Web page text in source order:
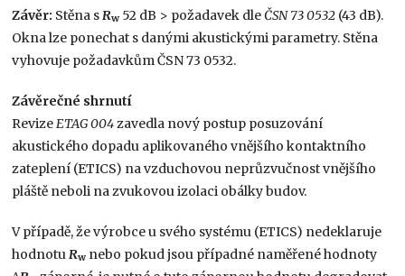
Závěr: Stěna s Rw 52 dB > požadavek dleČSN 73 0532 (43 dB).
Okna lze ponechat s danými akustickými parametry. Stěna
vyhovuje požadavkům ČSN 73 0532.
Závěrečné shrnutí
Revize ETAG 004 zavedla nový postup posuzování
akustického dopadu aplikovaného vnějšího kontaktního
zateplení (ETICS) na vzduchovou neprůzvučnost vnějšího
pláště neboli na zvukovou izolaci obálky budov.
V případě, že výrobce u svého systému (ETICS) nedeklaruje
hodnotu Rw nebo pokud jsou případné naměřené hodnoty